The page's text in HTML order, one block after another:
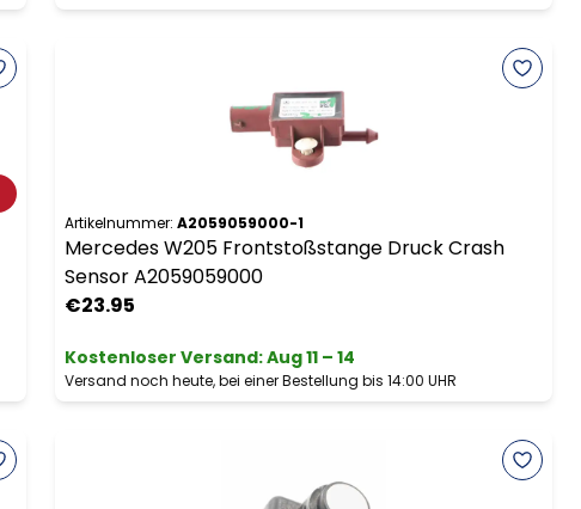
Artikelnummer: A2059059000-1
Mercedes W205 Frontstoßstange Druck Crash
Sensor A2059059000
€23.95
Kostenloser Versand:Aug 11 – 14
Versand noch heute, bei einer Bestellung bis 14:00 UHR